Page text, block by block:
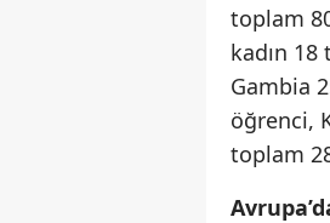
toplam
kadın
Gambia
öğrenci,
toplam